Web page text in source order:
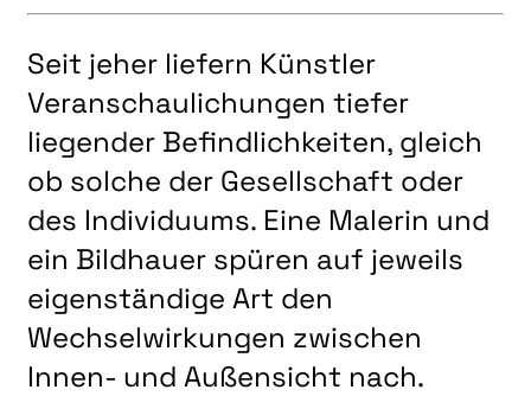
UNSERE MITGLIEDER
UNSERE KÜNSTLER*INNEN
VERANSTALTUNGEN UNSERER MITGLIEDER
BEFREUNDETE KUNSTVEREINE
Seit jeher liefern Künstler
Veranschaulichungen tiefer
liegender Befindlichkeiten, gleich
ob solche der Gesellschaft oder
des Individuums. Eine Malerin und
ein Bildhauer spüren auf jeweils
eigenständige Art den
Wechselwirkungen zwischen
Innen- und Außensicht nach.